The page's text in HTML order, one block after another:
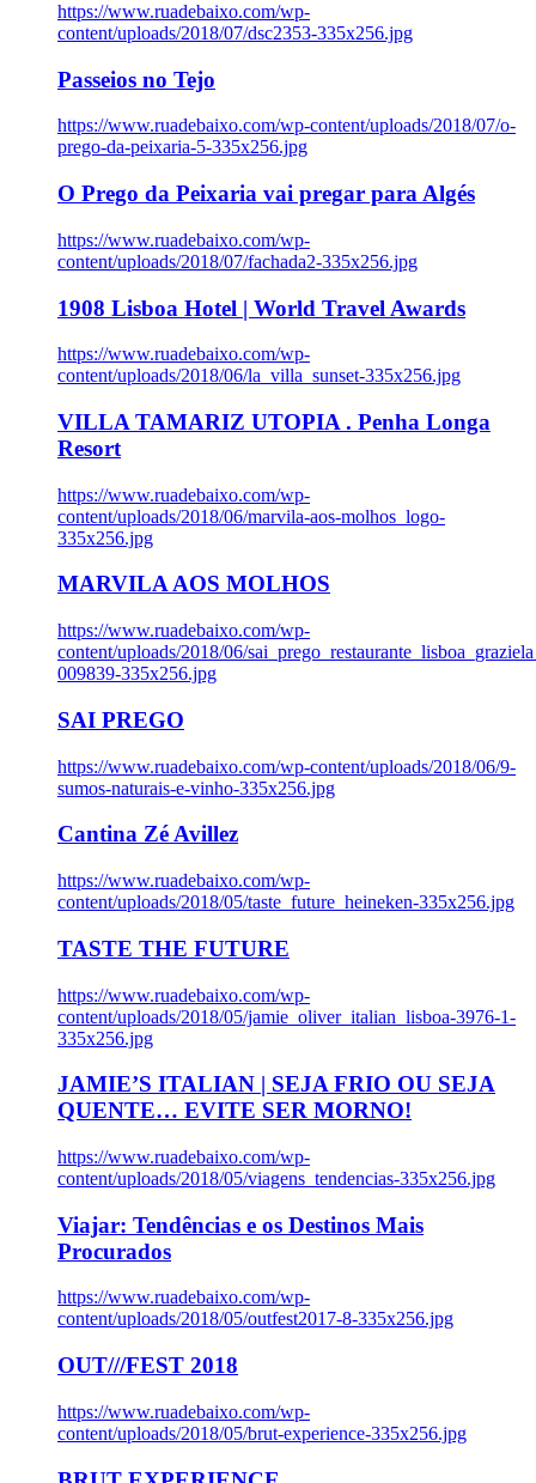
https://www.ruadebaixo.com/wp-
content/uploads/2018/07/dsc2353-335x256.jpg
Passeios no Tejo
https://www.ruadebaixo.com/wp-content/uploads/2018/07/o-
prego-da-peixaria-5-335x256.jpg
O Prego da Peixaria vai pregar para Algés
https://www.ruadebaixo.com/wp-
content/uploads/2018/07/fachada2-335x256.jpg
1908 Lisboa Hotel | World Travel Awards
https://www.ruadebaixo.com/wp-
content/uploads/2018/06/la_villa_sunset-335x256.jpg
VILLA TAMARIZ UTOPIA . Penha Longa
Resort
https://www.ruadebaixo.com/wp-
content/uploads/2018/06/marvila-aos-molhos_logo-
335x256.jpg
MARVILA AOS MOLHOS
https://www.ruadebaixo.com/wp-
content/uploads/2018/06/
009839-335x256.jpg
SAI PREGO
https://www.ruadebaixo.com/wp-content/uploads/2018/06/9-
sumos-naturais-e-vinho-335x256.jpg
Cantina Zé Avillez
https://www.ruadebaixo.com/wp-
content/uploads/2018/05/taste_future_heineken-335x256.jpg
TASTE THE FUTURE
https://www.ruadebaixo.com/wp-
content/uploads/2018/05/jamie_oliver_italian_lisboa-3976-1-
335x256.jpg
JAMIE’S ITALIAN | SEJA FRIO OU SEJA
QUENTE… EVITE SER MORNO!
https://www.ruadebaixo.com/wp-
content/uploads/2018/05/viagens_tendencias-335x256.jpg
Viajar: Tendências e os Destinos Mais
Procurados
https://www.ruadebaixo.com/wp-
content/uploads/2018/05/outfest2017-8-335x256.jpg
OUT///FEST 2018
https://www.ruadebaixo.com/wp-
content/uploads/2018/05/brut-experience-335x256.jpg